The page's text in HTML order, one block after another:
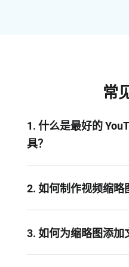
常
1. 什么是最好的
具？
包、庞大的图库和各种
2. 如何制作视频缩略
制作出外观一致、令人
3. 如何为缩略图添加